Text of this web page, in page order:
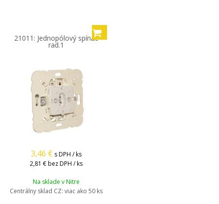
21011: Jednopólový spínač
rad.1
3,46 € s DPH / ks
2,81 € bez DPH / ks
Na sklade v Nitre
Centrálny sklad CZ: viac ako 50 ks